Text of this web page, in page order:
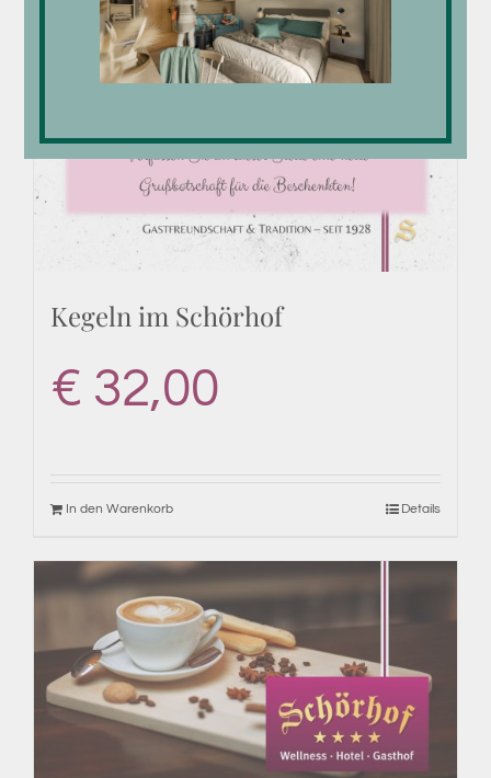
Kegeln im Schörhof
€ 32,00
In den Warenkorb Details